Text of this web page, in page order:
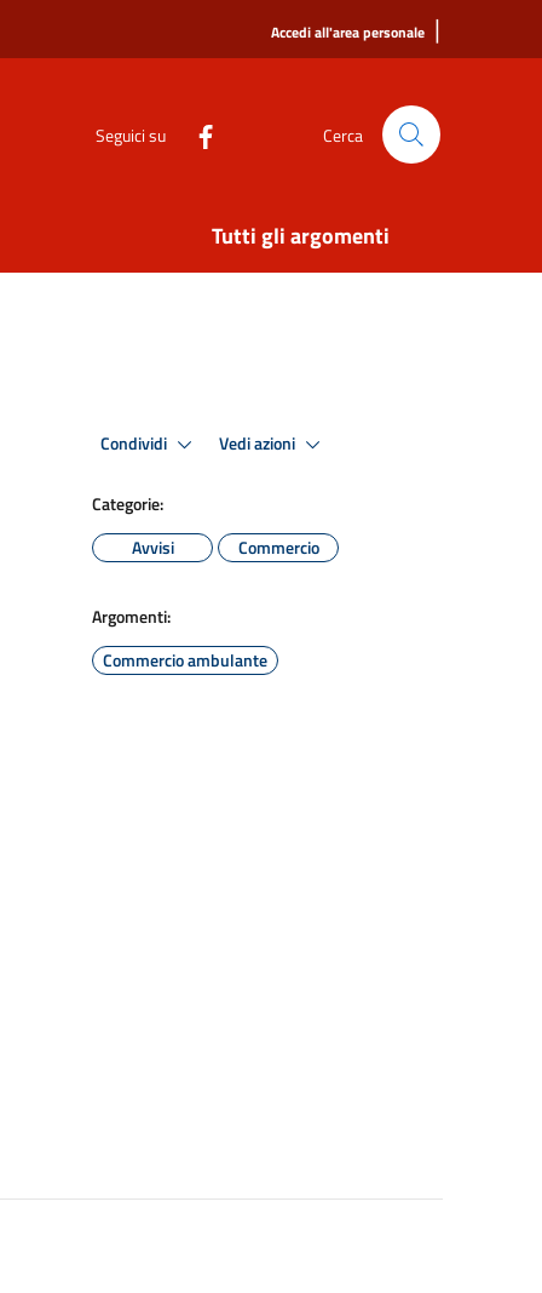
Accedi all'area personale |
Seguici su Cerca
Tutti gli argomenti
Condividi Vedi azioni
Categorie:
Avvisi
Commercio
Argomenti:
Commercio ambulante